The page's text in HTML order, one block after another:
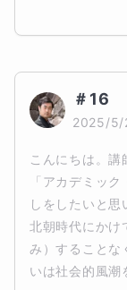
＃16
2025/5/
こんにちは。
「アカデミッ
しをしたいと
北朝時代にかけ
み）することな
いは社会的風潮